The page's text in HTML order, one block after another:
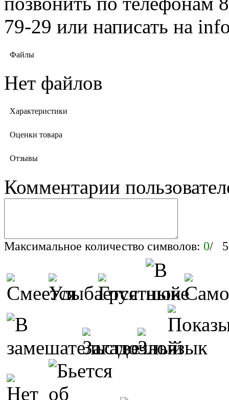
79-29 или написать на
Файлы
Нет файлов
Характеристики
Оценки товара
Отзывы
Комментарии
Максимальное количество символов: 0/